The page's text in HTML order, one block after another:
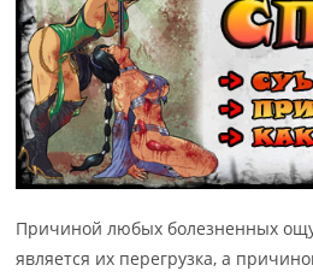
Причиной любых болезненных
является их перегрузка, а